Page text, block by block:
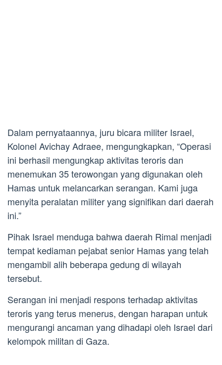
Dalam pernyataannya, juru bicara militer Israel,
Kolonel Avichay Adraee, mengungkapkan, “Operasi
ini berhasil mengungkap aktivitas teroris dan
menemukan 35 terowongan yang digunakan oleh
Hamas untuk melancarkan serangan. Kami juga
menyita peralatan militer yang signifikan dari daerah
ini.”
Pihak Israel menduga bahwa daerah Rimal menjadi
tempat kediaman pejabat senior Hamas yang telah
mengambil alih beberapa gedung di wilayah
tersebut.
Serangan ini menjadi respons terhadap aktivitas
teroris yang terus menerus, dengan harapan untuk
mengurangi ancaman yang dihadapi oleh Israel dari
kelompok militan di Gaza.